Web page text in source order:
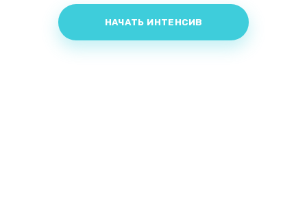
НАЧАТЬ ИНТЕНСИВ